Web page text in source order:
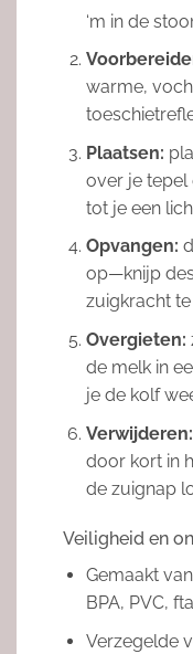
‘m in de
warme,
Plaatsen:
over je tepel
tot je een
Opvangen:
op—knijp
zuigkracht
Overgieten:
de melk in
je de kolf
Verwijderen:
door kort in
de zuignap
Veiligheid en
Gemaakt
BPA, PVC,
Verzegelde